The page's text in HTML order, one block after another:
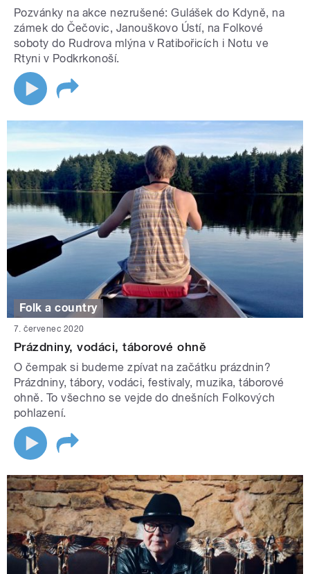
Pozvánky na akce nezrušené: Gulášek do Kdyně, na
zámek do Čečovic, Janouškovo Ústí, na Folkové
soboty do Rudrova mlýna v Ratibořicích i Notu ve
Rtyni v Podkrkonoší.
Folk a country
7. červenec 2020
Prázdniny, vodáci, táborové ohně
O čempak si budeme zpívat na začátku prázdnin?
Prázdniny, tábory, vodáci, festivaly, muzika, táborové
ohně. To všechno se vejde do dnešních Folkových
pohlazení.